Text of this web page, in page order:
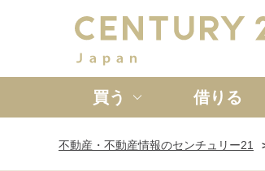
買う
新築一戸建て
借りる
不動産・不動産情報のセンチュリー21